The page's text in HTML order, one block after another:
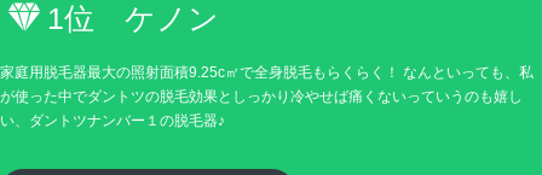
1位 ケノン
家庭用脱毛器最大の照射面積9.25c㎡で全身脱毛もらくらく！ なんといっても、私
が使った中でダントツの脱毛効果としっかり冷やせば痛くないっていうのも嬉し
い、ダントツナンバー１の脱毛器♪